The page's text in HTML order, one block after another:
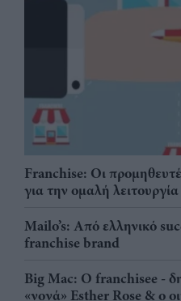
Franchise: Οι
για την ομαλή λειτουργία
Mailo’s: Από ελληνικό
franchise brand
Big Mac: Ο franchisee -
«νονά» Esther Rose & ο